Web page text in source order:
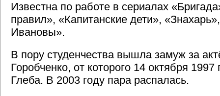
Известна по работе в сериалах
правил», «Капитанские дети»,
Ивановы».
В пору студенчества вышла замуж за
Горобченко, от которого 14 октября
Глеба. В 2003 году пара распалась.